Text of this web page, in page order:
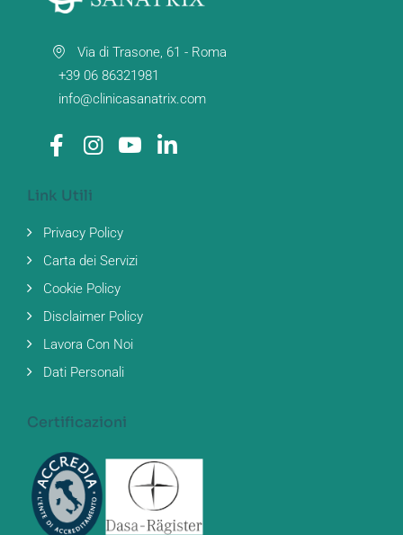
Via di Trasone, 61 - Roma
+39 06 86321981
info@clinicasanatrix.com
Link Utili
Privacy Policy
Carta dei Servizi
Cookie Policy
Disclaimer Policy
Lavora Con Noi
Dati Personali
Certificazioni